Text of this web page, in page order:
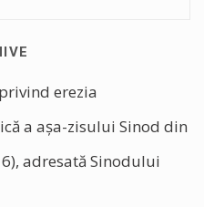
erezia
a așa-zisului Sinod din
adresată Sinodului